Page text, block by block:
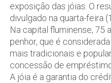
exposição das jóias. O
divulgado na quarta-feira
Na capital fluminense, 75
penhor, que é
mais tradicionais e
concessão de
A jóia é a garantia do